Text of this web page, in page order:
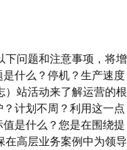
下问题和注意事项，将增
什么？停机？生产速度
站活动来了解运营的根
计划不周？利用这一点
是什么？您是在围绕提
高层业务案例中为领导